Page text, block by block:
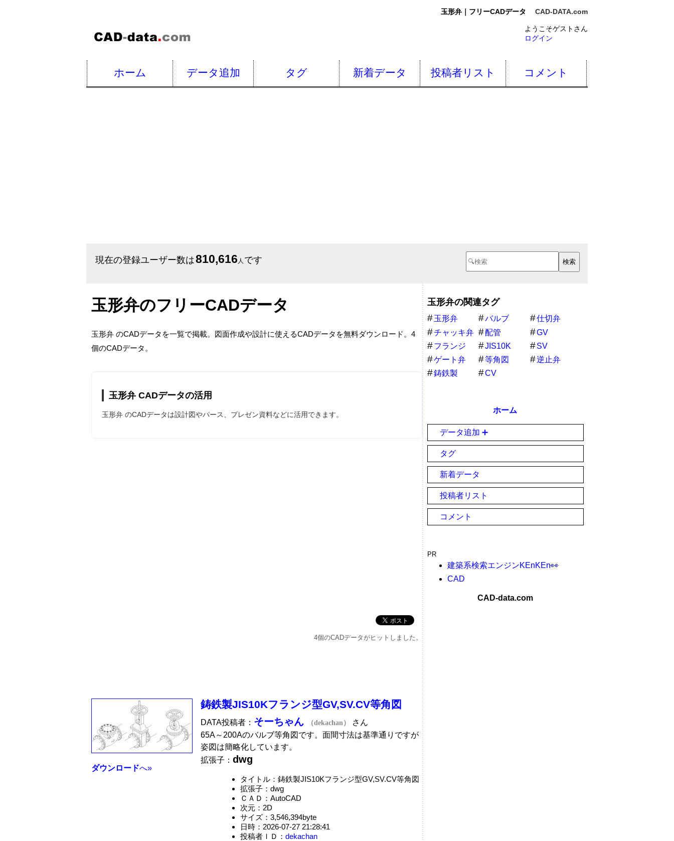
玉形弁｜フリーCADデータ CAD-DATA.com
ようこそゲストさん
ログイン
ホーム データ追加 タグ 新着データ 投稿者リスト コメント
現在の登録ユーザー数は810,616 人 です
玉形弁のフリーCADデータ
玉形弁 のCADデータを一覧で掲載。図面作成や設計に使えるCADデータを無料ダウンロード。4
個のCADデータ。
玉形弁 CADデータの活用
玉形弁 のCADデータは設計図やパース、プレゼン資料などに活用できます。
4個のCADデータがヒットしました。
ダウンロードへ»
鋳鉄製JIS10Kフランジ型GV,SV.CV等角図
DATA投稿者： そーちゃん （dekachan）
さん
65A～200Aのバルブ等角図です。面間寸法は基準通りですが
姿図は簡略化しています。
拡張子： dwg
タイトル：鋳鉄製JIS10Kフランジ型GV,SV.CV等角図
拡張子：dwg
ＣＡＤ：AutoCAD
次元：2D
サイズ：3,546,394byte
日時：2026-07-27 21:28:41
投稿者ＩＤ： dekachan
玉形弁の関連タグ
玉形弁 バルブ
仕切弁
チャッキ弁
配管
GV
フランジ
JIS10K
SV
ゲート弁
等角図
逆止弁
鋳鉄製
CV
ホーム
データ追加 ➕
タグ
新着データ
投稿者リスト
コメント
PR
建築系検索エンジンKEnKEn👀
CAD
CAD-data.com